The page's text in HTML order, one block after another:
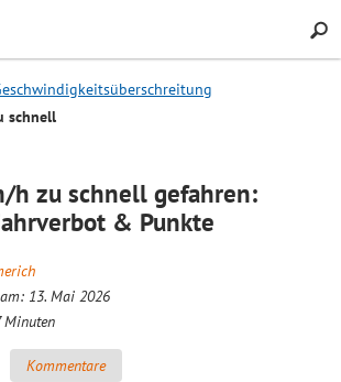
Search
schnell
h zu schnell gefahren:
& Punkte
13. Mai 2026
Minuten
Kommentare